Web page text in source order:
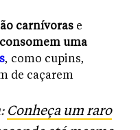
carnívoras e
consomem uma
, como cupins,
de caçarem
Conheça um raro